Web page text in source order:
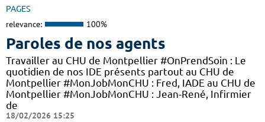
PAGES
relevance: 100%
Paroles de nos agents
Travailler au CHU de Montpellier #OnPrendSoin : Le
quotidien de nos IDE présents partout au CHU de
Montpellier #MonJobMonCHU : Fred, IADE au CHU de
Montpellier #MonJobMonCHU : Jean-René, Infirmier
de
18/02/2026 15:25